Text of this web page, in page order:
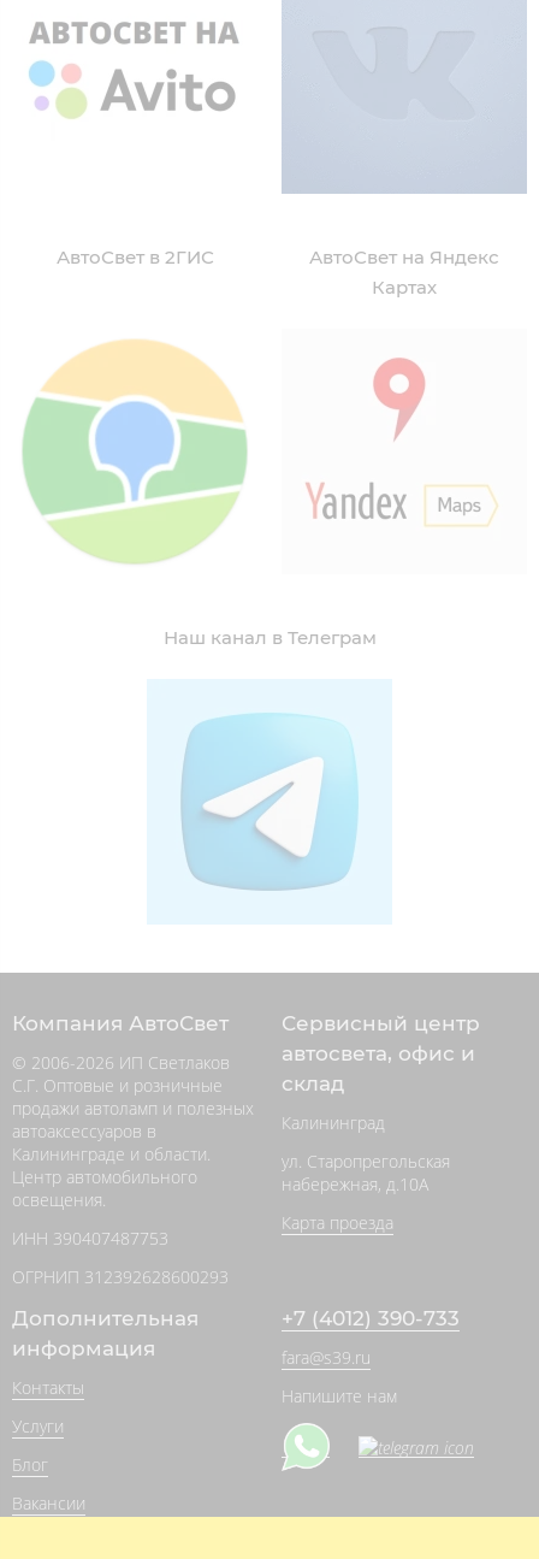
АвтоСвет в 2ГИС
АвтоСвет на Яндекс
Картах
Наш канал в Телеграм
Компания АвтоСвет
© 2006-2026 ИП Светлаков
С.Г. Оптовые и розничные
продажи автоламп и полезных
автоаксессуаров в
Калининграде и области.
Центр автомобильного
освещения.
ИНН 390407487753
ОГРНИП 312392628600293
Сервисный центр
автосвета, офис и
склад
Калининград
ул. Старопрегольская
набережная, д.10А
Карта проезда
Дополнительная
информация
Контакты
Услуги
Блог
Вакансии
+7 (4012) 390-733
fara@s39.ru
Напишите нам